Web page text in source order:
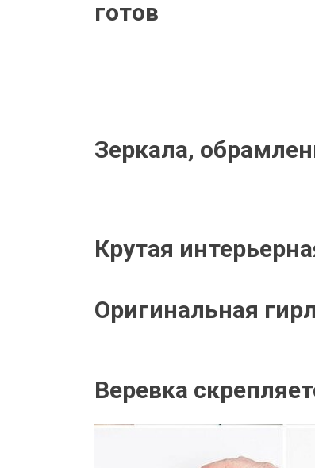
готов
Зеркала,
Крутая
Оригинальная
Веревка